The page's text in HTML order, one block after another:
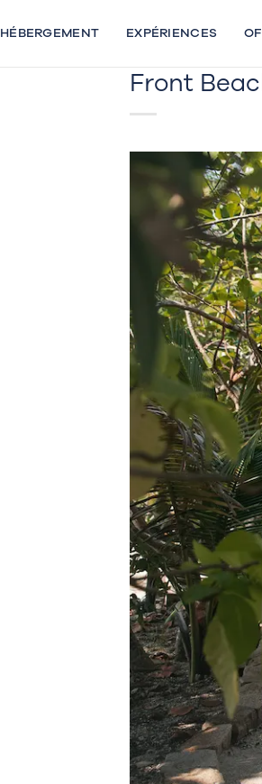
au
HÉBERGEMENT EXPÉRIENCES
Front